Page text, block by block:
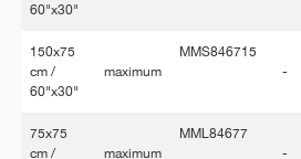
60"x30"
150x75
cm /
60"x30"
maximum
MMS846715
-
75x75
cm /
maximum
MML84677
-